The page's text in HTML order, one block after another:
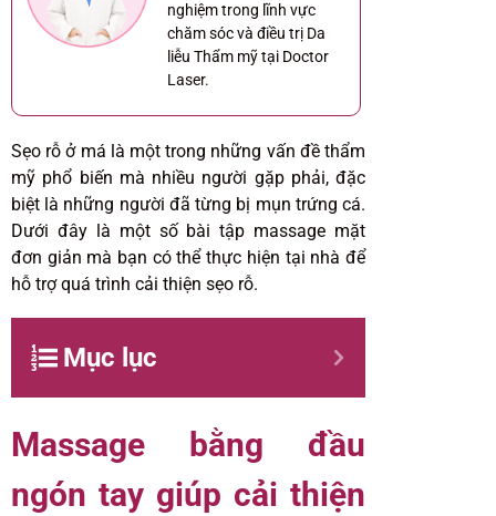
nghiệm trong lĩnh vực
chăm sóc và điều trị Da
liễu Thẩm mỹ tại Doctor
Laser.
Sẹo rỗ ở má là một trong những vấn đề thẩm
mỹ phổ biến mà nhiều người gặp phải, đặc
biệt là những người đã từng bị mụn trứng cá.
Dưới đây là một số bài tập massage mặt
đơn giản mà bạn có thể thực hiện tại nhà để
hỗ trợ quá trình cải thiện sẹo rỗ.
Mục lục
Massage bằng đầu
ngón tay giúp cải thiện